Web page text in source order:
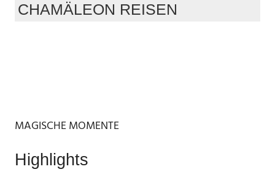
CHAMÄLEON REISEN
MAGISCHE MOMENTE
Highlights